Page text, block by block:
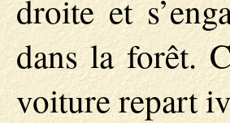
droite et
dans la forêt.
voiture repart